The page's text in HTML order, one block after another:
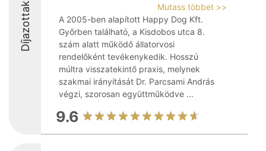
Díjazottak
Mutass többet >>
A 2005-ben alapított Happy Dog Kft.
Győrben található, a Kisdobos utca 8.
szám alatt működő állatorvosi
rendelőként tevékenykedik. Hosszú
múltra visszatekintő praxis, melynek
szakmai irányítását Dr. Parcsami András
végzi, szorosan együttműködve ...
9.6